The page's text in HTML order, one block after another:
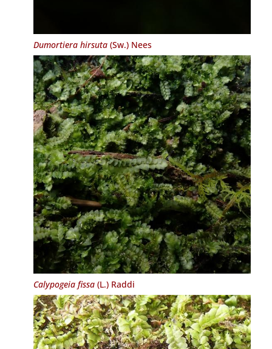
Dumortiera hirsuta(Sw.) Nees
Calypogeia fissa(L.) Raddi